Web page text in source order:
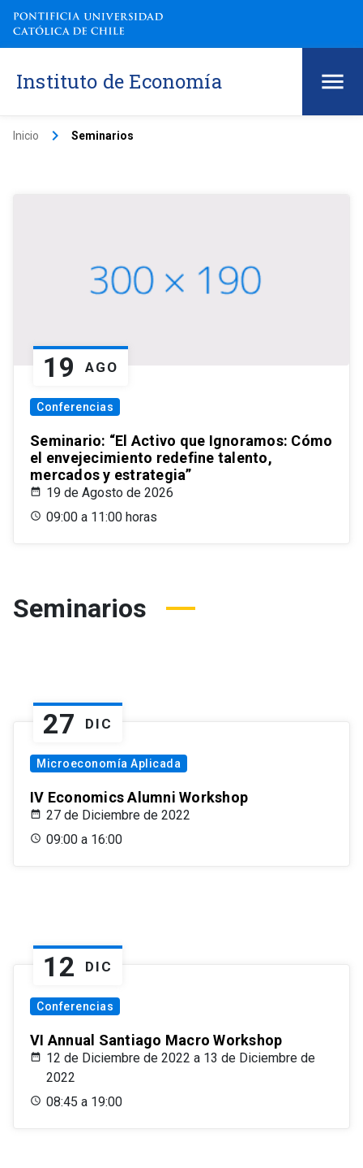
Instituto de Economía
Inicio keyboard_arrow_right Seminarios
19 AGO
Conferencias
Seminario: “El Activo que Ignoramos: Cómo
el envejecimiento redefine talento,
mercados y estrategia”
19 de Agosto de 2026
09:00 a 11:00 horas
Seminarios
27 DIC
Microeconomía Aplicada
IV Economics Alumni Workshop
27 de Diciembre de 2022
09:00 a 16:00
12 DIC
Conferencias
VI Annual Santiago Macro Workshop
12 de Diciembre de 2022 a 13 de Diciembre de
2022
08:45 a 19:00